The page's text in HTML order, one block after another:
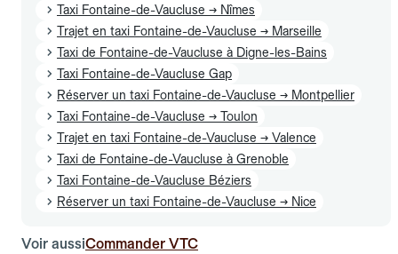
Taxi Fontaine-de-Vaucluse → Nîmes
Trajet en taxi Fontaine-de-Vaucluse → Marseille
Taxi de Fontaine-de-Vaucluse à Digne-les-Bains
Taxi Fontaine-de-Vaucluse Gap
Réserver un taxi Fontaine-de-Vaucluse → Montpellier
Taxi Fontaine-de-Vaucluse → Toulon
Trajet en taxi Fontaine-de-Vaucluse → Valence
Taxi de Fontaine-de-Vaucluse à Grenoble
Taxi Fontaine-de-Vaucluse Béziers
Réserver un taxi Fontaine-de-Vaucluse → Nice
Voir aussiCommander VTC